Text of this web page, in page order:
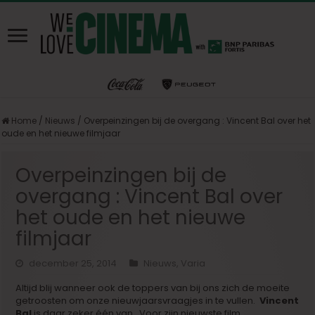
Home / Nieuws / Overpeinzingen bij de overgang : Vincent Bal over het
oude en het nieuwe filmjaar
Overpeinzingen bij de
overgang : Vincent Bal over
het oude en het nieuwe
filmjaar
december 25, 2014 Nieuws
Varia
Altijd blij wanneer ook de toppers van bij ons zich de moeite
getroosten om onze nieuwjaarsvraagjes in te vullen.Vincent